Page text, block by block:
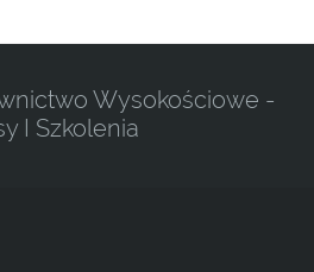
Wysokościowe -
I Szkolenia